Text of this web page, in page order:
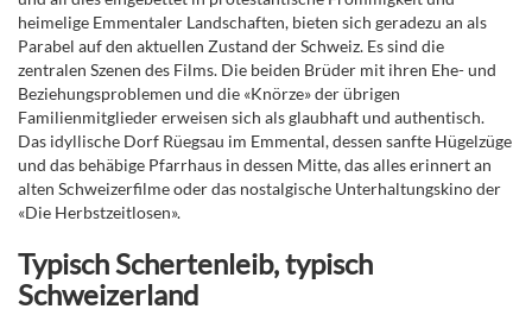
heimelige Emmentaler Landschaften, bieten sich geradezu an als
Parabel auf den aktuellen Zustand der Schweiz. Es sind die
zentralen Szenen des Films. Die beiden Brüder mit ihren Ehe- und
Beziehungsproblemen und die «Knörze» der übrigen
Familienmitglieder erweisen sich als glaubhaft und authentisch.
Das idyllische Dorf Rüegsau im Emmental, dessen sanfte Hügelzüge
und das behäbige Pfarrhaus in dessen Mitte, das alles erinnert an
alten Schweizerfilme oder das nostalgische Unterhaltungskino der
«Die Herbstzeitlosen».
Typisch Schertenleib, typisch
Schweizerland